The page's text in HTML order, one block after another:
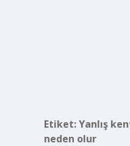
Etiket:Yanlış
neden olur